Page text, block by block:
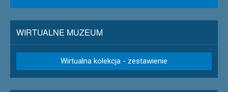
WIRTUALNE MUZEUM
Wirtualna kolekcja - zestawienie